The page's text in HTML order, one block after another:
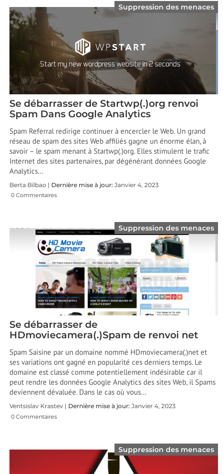
Suppression des menaces
Se débarrasser de Startwp(.)org renvoi
Spam Dans Google Analytics
Spam Referral redirige continuer à encercler le Web. Un grand
réseau de spam des sites Web affiliés gagne un énorme élan, à
savoir – le spam menant à Startwp(.)org. Elles stimulent le trafic
Internet des sites partenaires, par dégénérant données Google
Analytics…
Berta Bilbao | Dernière mise à jour: Janvier 4, 2023
0 Commentaires
Suppression des menaces
Se débarrasser de
HDmoviecamera(.)Spam de renvoi net
Spam Saisine par un domaine nommé HDmoviecamera(.)net et
ses variations ont gagné en popularité ces derniers temps. Le
domaine est classé comme potentiellement indésirable car il
peut rendre les données Google Analytics des sites Web, il Spams
deviennent dévaluée. Dans le cas où vous…
Ventsislav Krastev | Dernière mise à jour: Janvier 4, 2023
0 Commentaires
Suppression des menaces